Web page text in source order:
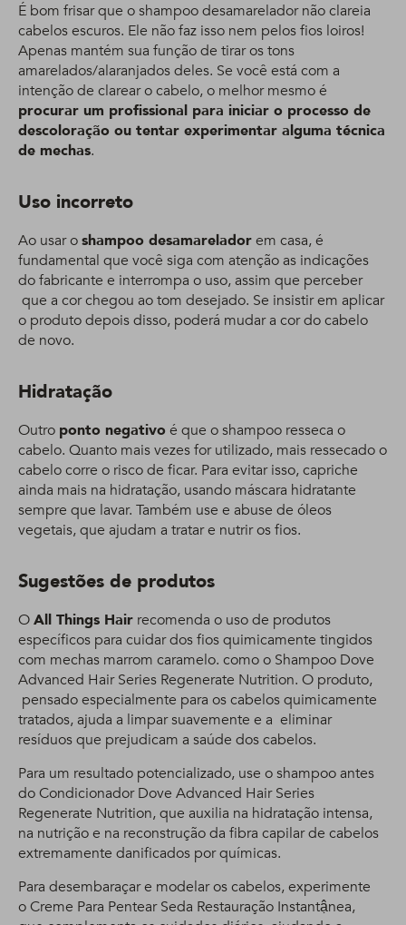
É bom frisar que o shampoo desamarelador não clareia
cabelos escuros. Ele não faz isso nem pelos fios loiros!
Apenas mantém sua função de tirar os tons
amarelados/alaranjados deles. Se você está com a
intenção de clarear o cabelo, o melhor mesmo é
procurar um profissional para iniciar o processo de
descoloração ou tentar experimentar alguma técnica
de mechas.
Uso incorreto
Ao usar oshampoo desamareladorem casa, é
fundamental que você siga com atenção as indicações
do fabricante e interrompa o uso, assim que perceber
que a cor chegou ao tom desejado. Se insistir em aplicar
o produto depois disso, poderá mudar a cor do cabelo
de novo.
Hidratação
Outro ponto negativo é que o shampoo resseca o
cabelo. Quanto mais vezes for utilizado, mais ressecado o
cabelo corre o risco de ficar. Para evitar isso, capriche
ainda mais na hidratação, usando máscara hidratante
sempre que lavar. Também use e abuse de óleos
vegetais, que ajudam a tratar e nutrir os fios.
Sugestões de produtos
OAll Things Hair recomenda o uso de produtos
específicos para cuidar dos fios quimicamente tingidos
com mechas marrom caramelo. como o Shampoo Dove
Advanced Hair Series Regenerate Nutrition. O produto,
pensado especialmente para os cabelos quimicamente
tratados, ajuda a limpar suavemente e a eliminar
resíduos que prejudicam a saúde dos cabelos.
Para um resultado potencializado, use o shampoo antes
do Condicionador Dove Advanced Hair Series
Regenerate Nutrition, que auxilia na hidratação intensa,
na nutrição e na reconstrução da fibra capilar de cabelos
extremamente danificados por químicas.
Para desembaraçar e modelar os cabelos, experimente
o Creme Para Pentear Seda Restauração Instantậnea,